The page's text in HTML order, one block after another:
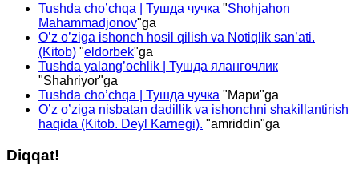
Tushda cho’chqa | Тушда чучка "Shohjahon
Mahammadjonov"ga
O’z o’ziga ishonch hosil qilish va Notiqlik san’ati.
(Kitob) "eldorbek"ga
Tushda yalang’ochlik | Тушда ялангочлик
"Shahriyor"ga
Tushda cho’chqa | Тушда чучка "Мари"ga
O’z o’ziga nisbatan dadillik va ishonchni shakillantirish
haqida (Kitob. Deyl Karnegi). "amriddin"ga
Diqqat!